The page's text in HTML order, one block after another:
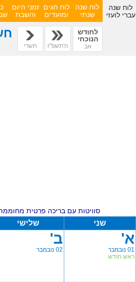
לוח שנה
עברי לועזי
לוח שנה
שנתי
לוח חגים
ומועדים
זמני היום
והשבת
לחודש
הנוכחי
אב ה'תשפ"ז תשרי
סוויטות עם בריכה פרטית מחוממת לכל
שני שלישי
א'
01 נובמבר
ראש חודש
ב'
02 נובמבר